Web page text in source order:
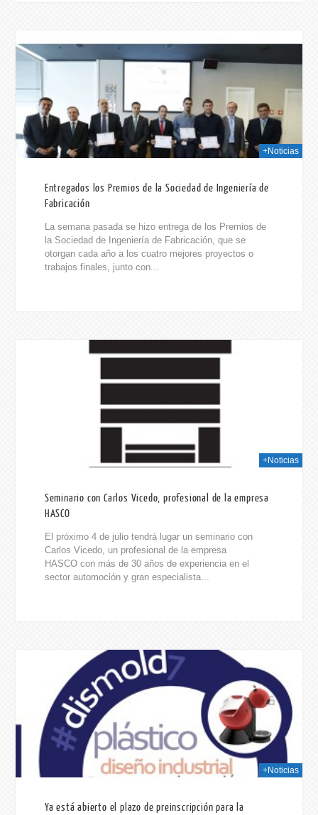
+Noticias
Entregados los Premios de la Sociedad de Ingeniería de
Fabricación
La semana pasada se hizo entrega de los Premios de
la Sociedad de Ingeniería de Fabricación, que se
otorgan cada año a los cuatro mejores proyectos o
trabajos finales, junto con...
+Noticias
Seminario con Carlos Vicedo, profesional de la empresa
HASCO
El próximo 4 de julio tendrá lugar un seminario con
Carlos Vicedo, un profesional de la empresa
HASCO con más de 30 años de experiencia en el
sector automoción y gran especialista...
+Noticias
Ya está abierto el plazo de preinscripción para la